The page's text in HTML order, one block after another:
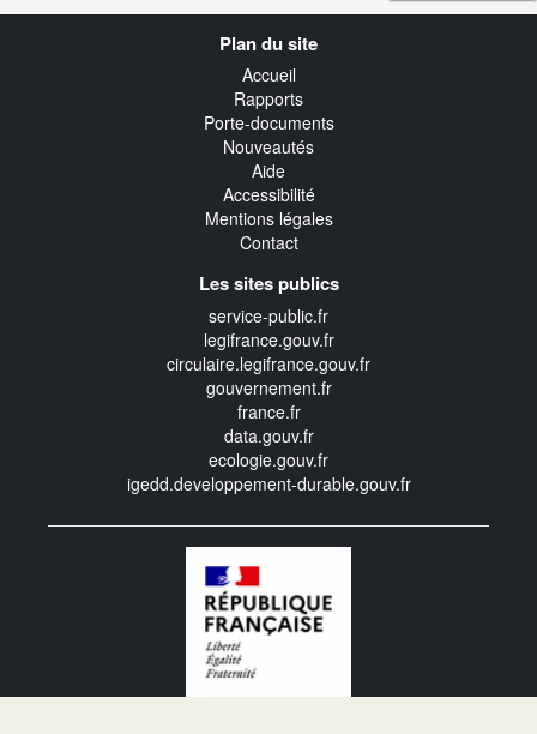
Plan du site
Accueil
Rapports
Porte-documents
Nouveautés
Aide
Accessibilité
Mentions légales
Contact
Les sites publics
service-public.fr
legifrance.gouv.fr
circulaire.legifrance.gouv.fr
gouvernement.fr
france.fr
data.gouv.fr
ecologie.gouv.fr
igedd.developpement-durable.gouv.fr